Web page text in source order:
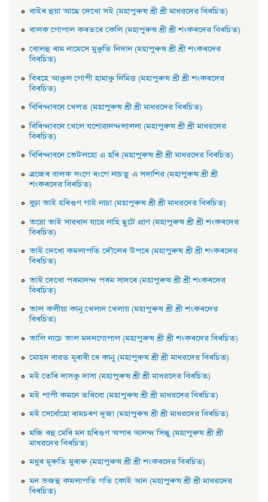
বাইৰ হুয়া আছে দেখাে সই (মহাপুৰুষ শ্ৰী শ্ৰী মাধৱদেৱ বিৰচিত)
বালক গােপাল কৰতৰে কেলি (মহাপুৰুষ শ্ৰী শ্ৰী শংকৰদেৱ বিৰচিত)
বােলহু ৰাম নামেসে মুকুতি নিদান (মহাপুৰুষ শ্ৰী শ্ৰী শংকৰদেৱ
বিৰচিত)
বিৰহে আকুল গােপী হামাকু নিমিত্ত (মহাপুৰুষ শ্ৰী শ্ৰী শংকৰদেৱ
বিৰচিত)
বিৰিন্দাবনে খেলত (মহাপুৰুষ শ্ৰী শ্ৰী মাধৱদেৱ বিৰচিত)
বিৰিন্দাবনে খেলে যশােৱানন্দলালনা (মহাপুৰুষ শ্ৰী শ্ৰী মাধৱদেৱ
বিৰচিত)
বিৰিন্দাবনে ভেটলহাে এ হৰি (মহাপুৰুষ শ্ৰী শ্ৰী মাধৱদেৱ বিৰচিত)
ব্ৰজেৰ বালক সংগে ৰংগে নাচতু এ সদাশিৱ (মহাপুৰুষ শ্ৰী শ্ৰী
শংকৰদেৱ বিৰচিত)
বুঢ়া ভাই হৰিগুণ গাই নাচা (মহাপুৰুষ শ্ৰী শ্ৰী মাধৱদেৱ বিৰচিত)
ভয়াে ভাই সাৱধান যাৱে নাহি ছুটে প্রাণ (মহাপুৰুষ শ্ৰী শ্ৰী শংকৰদেৱ
বিৰচিত)
ভাই দেখাে কমলাপতি দৌলেৰ উপৰে (মহাপুৰুষ শ্ৰী শ্ৰী শংকৰদেৱ
বিৰচিত)
ভাই দেখাে পৰমানন্দ পৰম সাদৰে (মহাপুৰুষ শ্ৰী শ্ৰী শংকৰদেৱ
বিৰচিত)
ভাল কলীয়া কানু খেলান খেলায় (মহাপুৰুষ শ্ৰী শ্ৰী শংকৰদেৱ
বিৰচিত)
ভালি নাচে ভাল মদনগােপাল (মহাপুৰুষ শ্ৰী শ্ৰী শংকৰদেৱ বিৰচিত)
মােহন বাৱত মূৰাৰী ৰে কানু (মহাপুৰুষ শ্ৰী শ্ৰী মাধৱদেৱ বিৰচিত)
মই তেৰি দাসকু দাসা (মহাপুৰুষ শ্ৰী শ্ৰী মাধৱদেৱ বিৰচিত)
মই পাপী কমনে তৰিবাে (মহাপুৰুষ শ্ৰী শ্ৰী মাধৱদেৱ বিৰচিত)
মই সেবোঁহাে ৰামচৰণ দুজা (মহাপুৰুষ শ্ৰী শ্ৰী মাধৱদেৱ বিৰচিত)
মজি ৰহু মেৰি মন হৰিগুণ অপাৰ আনন্দ সিন্ধু (মহাপুৰুষ শ্রী শ্রী
মাধৱদেৱ বিৰচিত)
মধুৰ মূৰুতি মুৰাৰু (মহাপুৰুষ শ্ৰী শ্ৰী শংকৰদেৱ বিৰচিত)
মন ভজহু কমলাপতি গতি কোই আন (মহাপুৰুষ শ্ৰী শ্ৰী মাধৱদেৱ
বিৰচিত)